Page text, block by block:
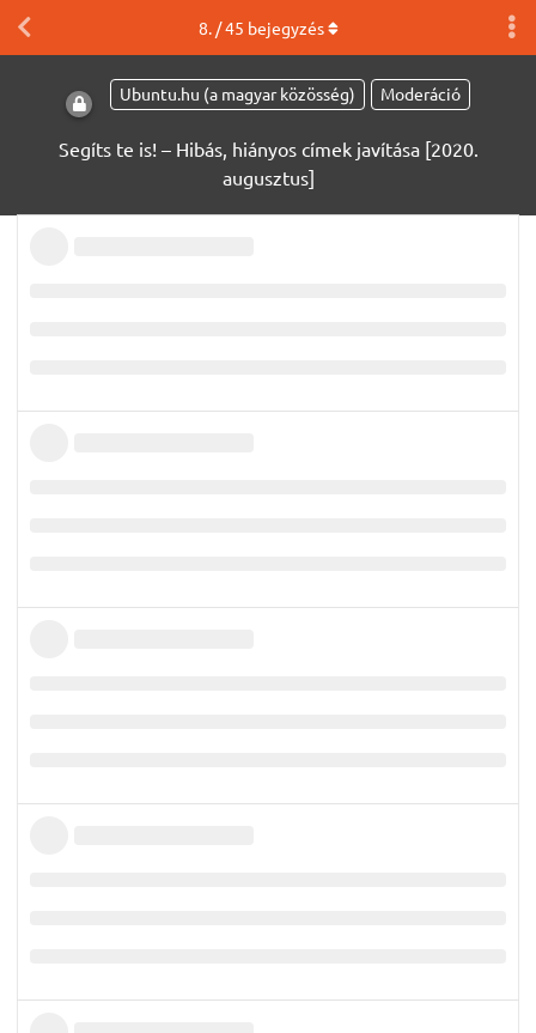
Ubuntu.hu (a magyar közösség) Moderáció
Segíts te is! – Hibás, hiányos címek javítása [2020.
augusztus]
8. /45 bejegyzés